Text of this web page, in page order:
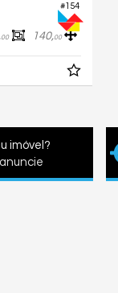
#154
00 140,00
imóvel?